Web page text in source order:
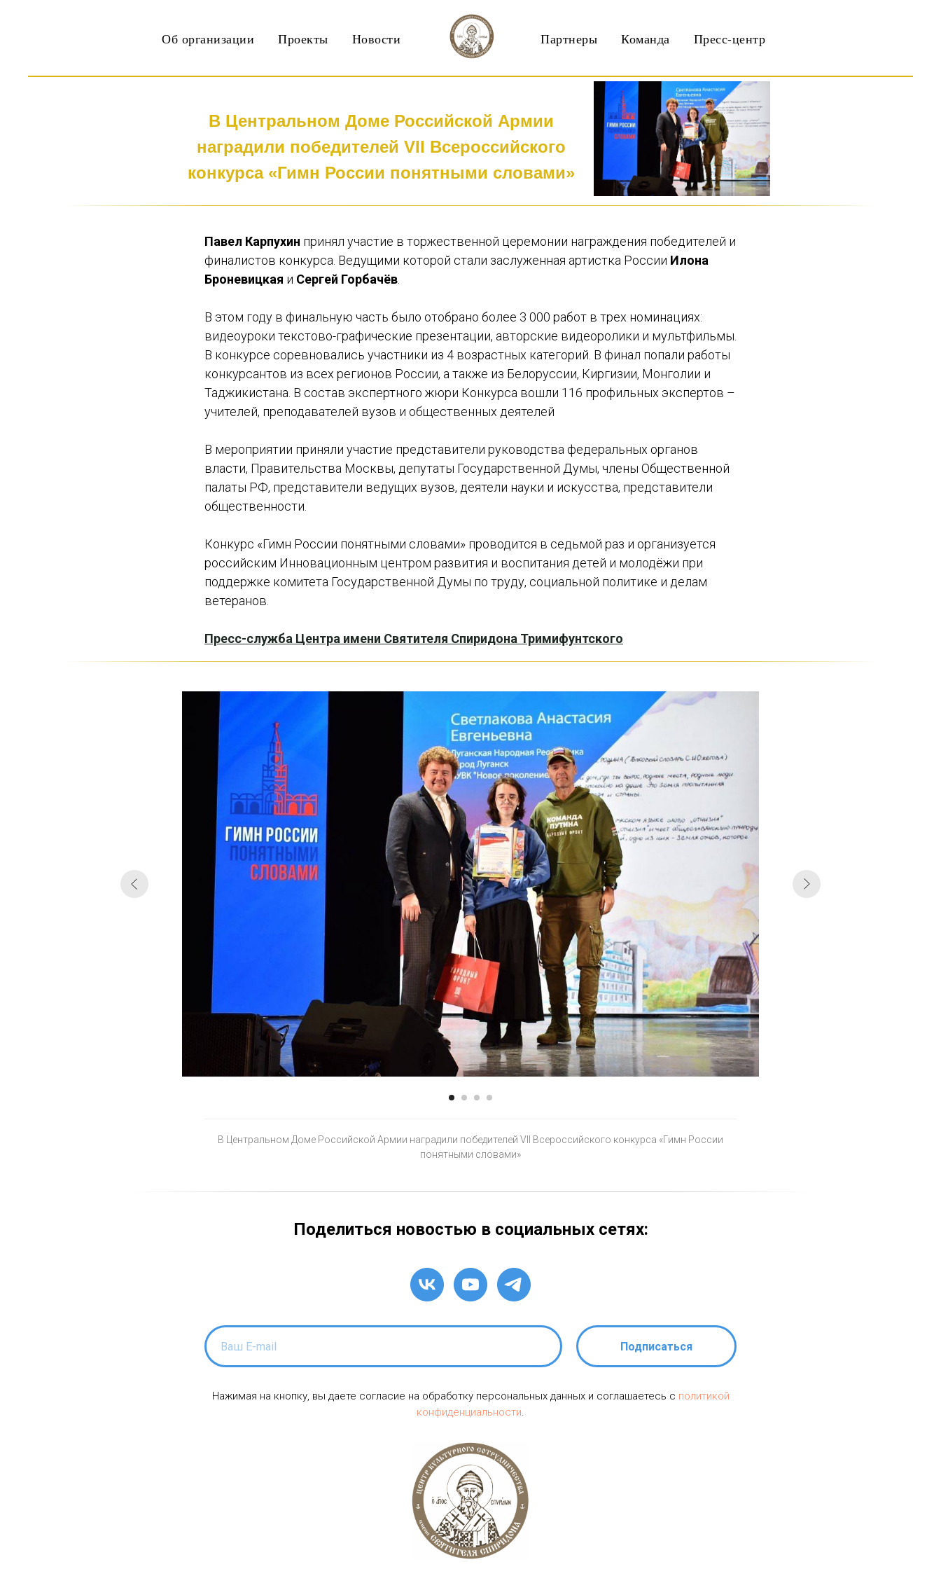
Об организации Проекты Новости Партнеры Команда Пресс-центр
В Центральном Доме Российской Армии
наградили победителей VII Всероссийского
конкурса «Гимн России понятными словами»
Павел Карпухин принял участие в торжественной церемонии награждения победителей и
финалистов конкурса. Ведущими которой стали заслуженная артистка России Илона
Броневицкая и Сергей Горбачёв
В этом году в финальную часть было отобрано более 3 000 работ в трех номинациях:
видеоуроки текстово-графические презентации, авторские видеоролики и мультфильмы.
В конкурсе соревновались участники из 4 возрастных категорий. В финал попали работы
конкурсантов из всех регионов России, а также из Белоруссии, Киргизии, Монголии и
Таджикистана. В состав экспертного жюри Конкурса вошли 116 профильных экспертов –
учителей, преподавателей вузов и общественных деятелей
В мероприятии приняли участие представители руководства федеральных органов
власти, Правительства Москвы, депутаты Государственной Думы, члены Общественной
палаты РФ, представители ведущих вузов, деятели науки и искусства, представители
общественности.
Конкурс «Гимн России понятными словами» проводится в седьмой раз и организуется
российским Инновационным центром развития и воспитания детей и молодёжи при
поддержке комитета Государственной Думы по труду, социальной политике и делам
ветеранов.
Пресс-служба Центра имени Святителя Спиридона Тримифунтского
В Центральном Доме Российской Армии наградили победителей VII Всероссийского конкурса «Гимн России
понятными словами»
Поделиться новостью в социальных сетях:
Подписаться
Нажимая на кнопку, вы даете согласие на обработку персональных данных и соглашаетесь c политикой
конфиденциальности.